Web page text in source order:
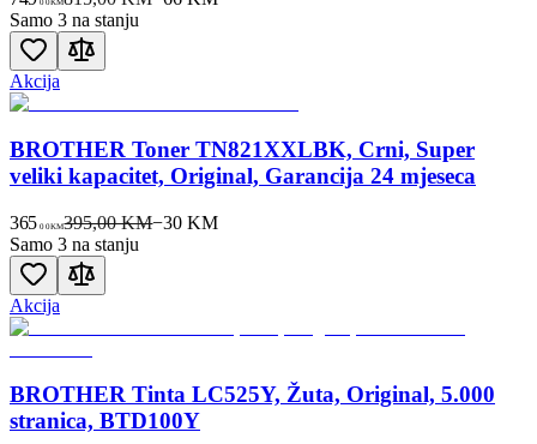
00KM
Samo 3 na stanju
Akcija
BROTHER Toner TN821XXLBK, Crni, Super
veliki kapacitet, Original, Garancija 24 mjeseca
365 00KM395,00 KM−30 KM
Samo 3 na stanju
Akcija
BROTHER Tinta LC525Y, Žuta, Original, 5.000
stranica, BTD100Y